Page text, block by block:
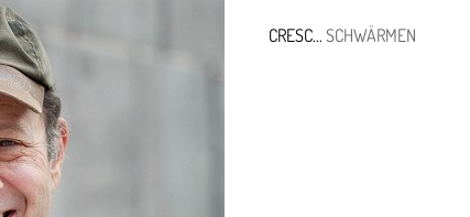
CRESC... SCHWÄRMEN